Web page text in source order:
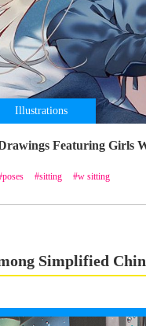
Illustrations
Featuring Girls
poses sitting w sitting
Simplified